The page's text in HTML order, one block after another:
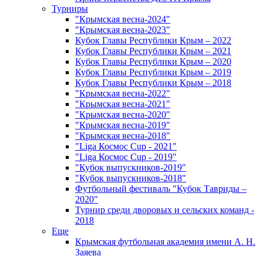
Турниры
"Крымская весна-2024"
"Крымская весна-2023"
Кубок Главы Республики Крым – 2022
Кубок Главы Республики Крым – 2021
Кубок Главы Республики Крым – 2020
Кубок Главы Республики Крым – 2019
Кубок Главы Республики Крым – 2018
"Крымская весна-2022"
"Крымская весна-2021"
"Крымская весна-2020"
"Крымская весна-2019"
"Крымская весна-2018"
"Liga Космос Cup - 2021"
"Liga Космос Cup - 2019"
"Кубок выпускников-2019"
"Кубок выпускников-2018"
Футбольный фестиваль "Кубок Тавриды –
2020"
Турнир среди дворовых и сельских команд -
2018
Еще
Крымская футбольная академия имени А. Н.
Заяева